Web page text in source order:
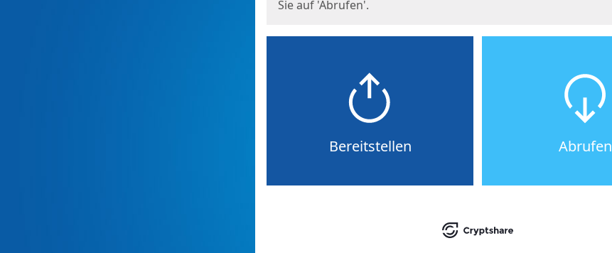
Sie auf 'Abrufen'.
Bereitstellen Abrufen